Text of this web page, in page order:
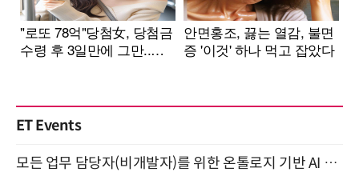
ET Events
모든 업무 담당자(비개발자)를 위한 온톨로지 기반 AI 지식체계 설계 1-day 워크숍 8월 20일 개최